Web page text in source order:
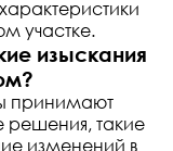
участке.
изыскания
принимают
решения, такие
изменений в